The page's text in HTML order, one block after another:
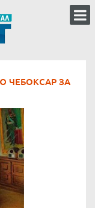
ЧЕБОКСАР ЗА